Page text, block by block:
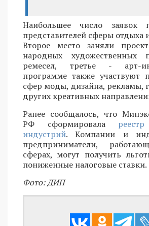
Наибольшее число заявок
представителей сферы отдыха
Второе место заняли
народных художественных
ремесел, третье - арт-
программе также участвуют
сфер моды, дизайна, рекламы,
других креативных
Ранее сообщалось, что
РФ сформировала
индустрий. Компании и
предприниматели,
сферах, могут получить
пониженные налоговые ставки.
Фото: ДИП